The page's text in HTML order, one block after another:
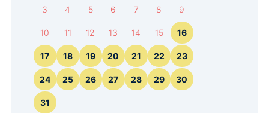
3 4 5 6 7 8 9
10 11 12 13 14 15 16
17 18 19 20 21 22 23
24 25 26 27 28 29 30
31